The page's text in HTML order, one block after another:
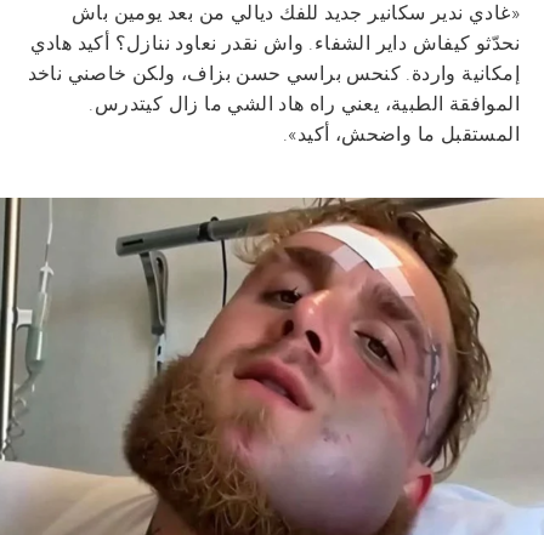
«غادي ندير سكانير جديد للفك ديالي من بعد يومين باش
نحدّثو كيفاش داير الشفاء. واش نقدر نعاود ننازل؟ أكيد هادي
إمكانية واردة. كنحس براسي حسن بزاف، ولكن خاصني ناخد
الموافقة الطبية، يعني راه هاد الشي ما زال كيتدرس.
المستقبل ما واضحش، أكيد».